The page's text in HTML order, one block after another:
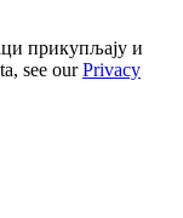
прикупљају и
see ourPrivacy